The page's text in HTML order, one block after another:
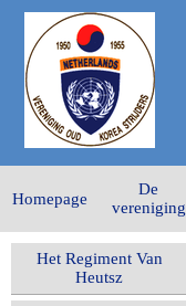
Homepage
De
vereniging
Het Regiment Van
Heutsz